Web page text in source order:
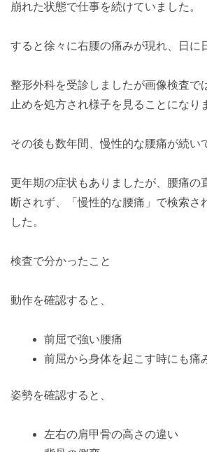
崩れた状態で仕事を続けていました。
すると徐々に右腰の痛みが現れ、日に
整形外科を受診しましたが画像検査で
止めを処方され様子を見ることになり
その後も数年間、慢性的な腰痛が続い
更年期の症状もありましたが、腰痛の
断されず、「慢性的な腰痛」で検索さ
した。
検査で分かったこと
動作を確認すると、
前屈で強い腰痛
前屈から身体を起こす時にも痛
姿勢を確認すると、
左右の肩甲骨の高さの違い